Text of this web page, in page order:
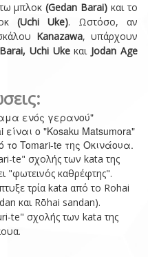
μπλοκ(Gedan Barai) και το
(Uchi Uke). Ωστόσο, αν
Kanazawa, υπάρχουν
Uchi Ukeκαι Jodan Age
ενός γερανού"
είναι ο "Kosaku Matsumora"
Tomari-te της Οκινάουα.
te" σχολής των kata της
"φωτεινός καθρέφτης".
τρία kata από το Rohai
και Rōhai sandan).
te" σχολής των kata της